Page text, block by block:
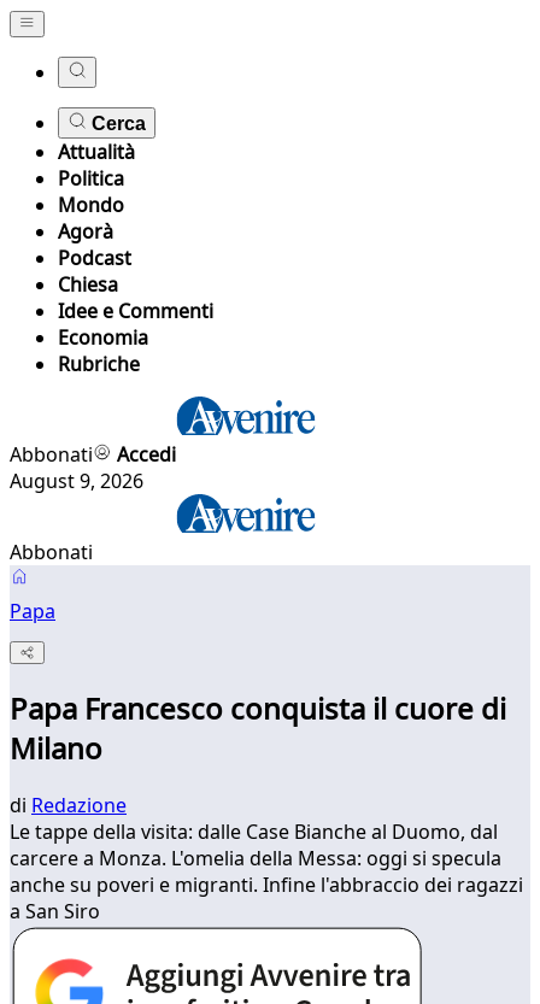
Cerca
Attualità
Politica
Mondo
Agorà
Podcast
Chiesa
Idee e Commenti
Economia
Rubriche
Abbonati
Accedi
August 9, 2026
Abbonati
Papa
Papa Francesco conquista il cuore di
Milano
di Redazione
Le tappe della visita: dalle Case Bianche al Duomo, dal
carcere a Monza. L'omelia della Messa: oggi si specula
anche su poveri e migranti. Infine l'abbraccio dei ragazzi
a San Siro